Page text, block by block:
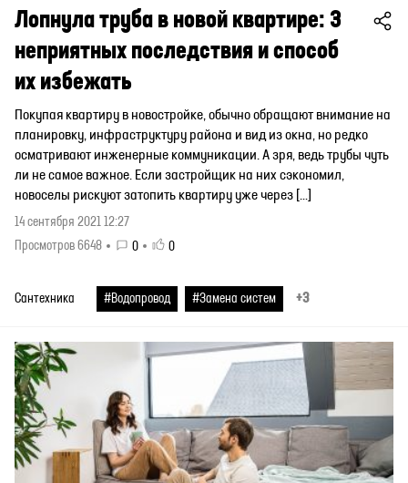
Лопнула труба в новой квартире: 3
неприятных последствия и способ
их избежать
Покупая квартиру в новостройке, обычно обращают внимание на
планировку, инфраструктуру района и вид из окна, но редко
осматривают инженерные коммуникации. А зря, ведь трубы чуть
ли не самое важное. Если застройщик на них сэкономил,
новоселы рискуют затопить квартиру уже через […]
14 сентября 2021 12:27
Просмотров 6648
0 0
Сантехника #Водопровод #Замена систем +3